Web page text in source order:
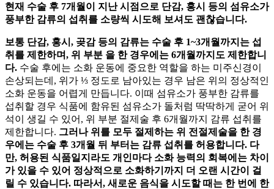
현재 수술 후 7개월이 지난 시점으로 단감, 홍시 등의 섬유소가
풍부한 감류의 섭취를 소량씩 시도해 보셔도 괜찮습니다.
보통 단감, 홍시, 곶감 등의 감류는 수술 후 1~3개월까지는 섭
취를 제한하며, 위 부분 을 한 경우에는 6개월까지도 제한합니
다. 수술 후에는 소화 운동에 중요한 역할을 하는 미주신경이
손상되는데, 위가 ⅓ 정도로 남아있는 경우 남은 위의 정상적인
소화 운동을 어렵게 만듭니다. 이때 섬유소가 풍부한 감류를
섭취할 경우 식품에 함유된 섬유소가 돌처럼 딱딱하게 굳어 위
석이 생길 수 있어, 위 부분 절제술 후 6개월까지 감류 섭취를
제한합니다. 그러나 위를 모두 절제하는 위 전절제술을 한 경
우에는 수술 후 3개월 뒤 부터는 감류 섭취를 허용합니다. 다
만, 허용된 식품일지라도 개인마다 소화 능력의 회복에는 차이
가 있을 수 있어 정상적으로 소화하기까지 더 오랜 시간이 걸
릴 수 있습니다. 따라서, 새로운 음식을 시도할 때는 한 번에 한